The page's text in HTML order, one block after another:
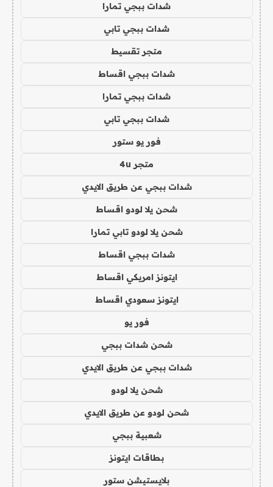
شدات ببجي تمارا
شدات ببجي تابي
متجر تقسيط
شدات ببجي اقساط
شدات ببجي تمارا
شدات ببجي تابي
فور يو ستور
متجر 4u
شدات ببجي عن طريق الايدي
شحن يلا لودو اقساط
شحن يلا لودو تابي تمارا
شدات ببجي اقساط
ايتونز امريكي اقساط
ايتونز سعودي اقساط
فور يو
شحن شدات ببجي
شدات ببجي عن طريق الايدي
شحن يلا لودو
شحن لودو عن طريق الايدي
شعبية ببجي
بطاقات ايتونز
بلايستيشن ستور